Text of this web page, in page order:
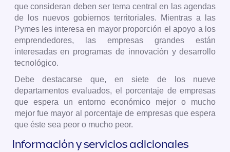
que consideran deben ser tema central en las agendas
de los nuevos gobiernos territoriales. Mientras a las
Pymes les interesa en mayor proporción el apoyo a los
emprendedores, las empresas grandes están
interesadas en programas de innovación y desarrollo
tecnológico.
Debe destacarse que, en siete de los nueve
departamentos evaluados, el porcentaje de empresas
que espera un entorno económico mejor o mucho
mejor fue mayor al porcentaje de empresas que espera
que éste sea peor o mucho peor.
Información y servicios adicionales